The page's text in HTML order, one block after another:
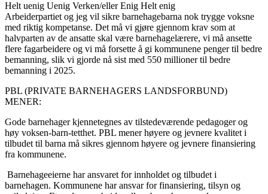
Helt uenig Uenig Verken/ellerEnig Helt enig
Arbeiderpartiet og jeg vil sikre barnehagebarna nok trygge voksne
med riktig kompetanse. Det må vi gjøre gjennom krav som at
halvparten av de ansatte skal være barnehagelærere, vi må ansette
flere fagarbeidere og vi må forsette å gi kommunene penger til bedre
bemanning, slik vi gjorde nå sist med 550 millioner til bedre
bemanning i 2025.
PBL (PRIVATE BARNEHAGERS LANDSFORBUND)
MENER:
Gode barnehager kjennetegnes av tilstedeværende pedagoger og
høy voksen-barn-tetthet. PBL mener høyere og jevnere kvalitet i
tilbudet til barna må sikres gjennom høyere og jevnere finansiering
fra kommunene.
Barnehageeierne har ansvaret for innholdet og tilbudet i
barnehagen. Kommunene har ansvar for finansiering, tilsyn og